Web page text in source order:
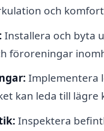
och
Installera och byta
föroreningar
Implementera
kan leda till lägre
Inspektera